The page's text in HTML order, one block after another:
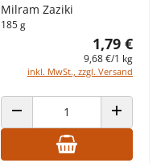
Milram Zaziki
185 g
1,79 €
9,68 €/1 kg
inkl. MwSt., zzgl. Versand
ANZAHL VERRINGERN ANZAHL